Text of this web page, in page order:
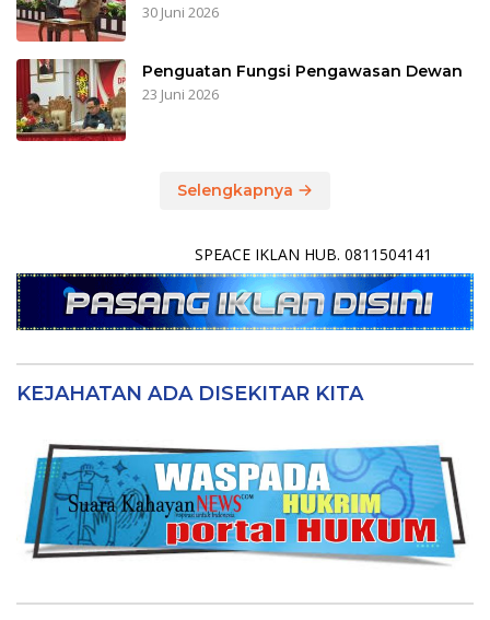
30 Juni 2026
Penguatan Fungsi Pengawasan Dewan
23 Juni 2026
Selengkapnya
SPEACE IKLAN HUB. 0811504141
KEJAHATAN ADA DISEKITAR KITA